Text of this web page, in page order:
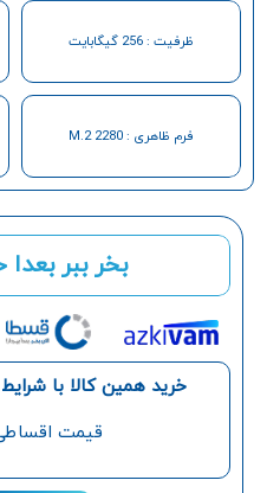
بخر ببر
خرید همین کالا با
قیمت
ظرفیت : 256 گیگابایت
فرم ظاهری : M.2 2280